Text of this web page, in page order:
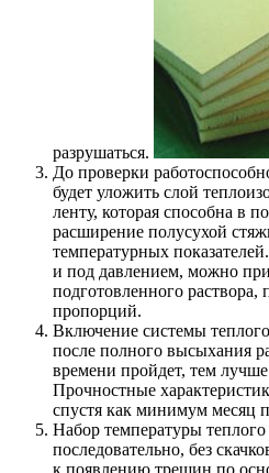
разрушаться.
До проверки
будет уложить слой
ленту, которая способна в
расширение полусухой
температурных
и под давлением, можно
подготовленного
пропорций.
Включение системы
после полного высыхания
времени пройдет, тем лучше
Прочностные
спустя как минимум месяц
Набор температуры
последовательно, без
к появлению трещин по